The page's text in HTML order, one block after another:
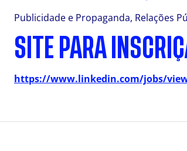
Publicidade e Propaganda, Relações
SITE PARA
https://www.linkedin.com/jobs/